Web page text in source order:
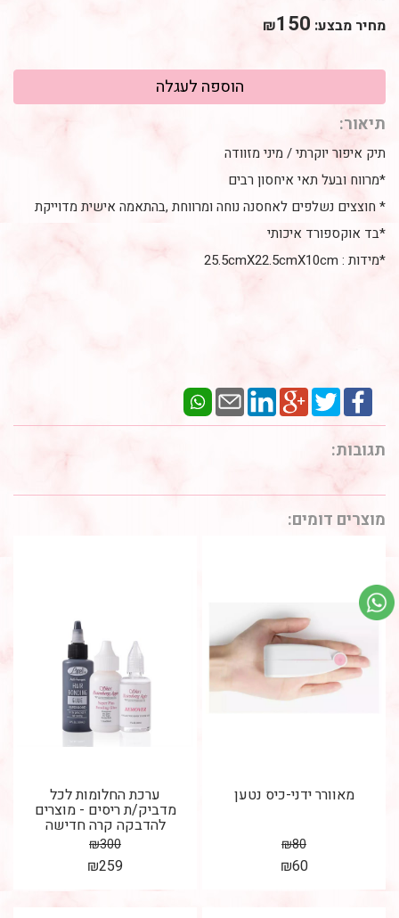
מחיר מבצע: ₪150
תיאור:
תיק איפור יוקרתי / מיני מזוודה
*מרווח ובעל תאי איחסון רבים
* חוצצים נשלפים לאחסנה נוחה ומרווחת ,בהתאמה אישית מדוייקת
*בד אוקספורד איכותי
*מידות : 25.5cmX22.5cmX10cm
תגובות:
מוצרים דומים:
מאוורר ידני-כיס נטען
₪80
₪60
ערכת החלומות לכל
מדביק/ת ריסים - מוצרים
להדבקה קרה חדישה
₪300
₪259